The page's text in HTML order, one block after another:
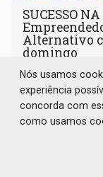
SUCESSO
Alternativo
domingo
Comunidade
Programação
economia
Nós usamos
experiência
concorda com
como usamos